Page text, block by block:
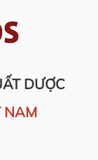
DƯỢC
NAM